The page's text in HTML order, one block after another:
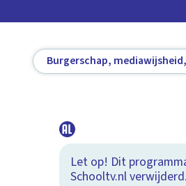
Burgerschap,
Let op! Dit
Schooltv.nl verwijderd.